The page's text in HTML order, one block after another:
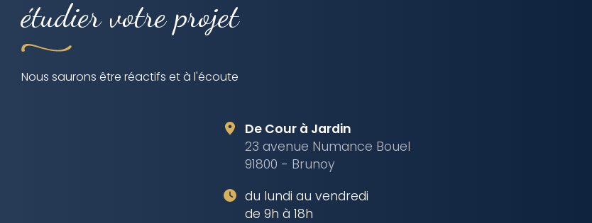
étudier votre projet
Nous saurons être réactifs et à l'écoute
De Cour à Jardin
23 avenue Numance Bouel
91800 - Brunoy
du lundi au vendredi
de 9h à 18h